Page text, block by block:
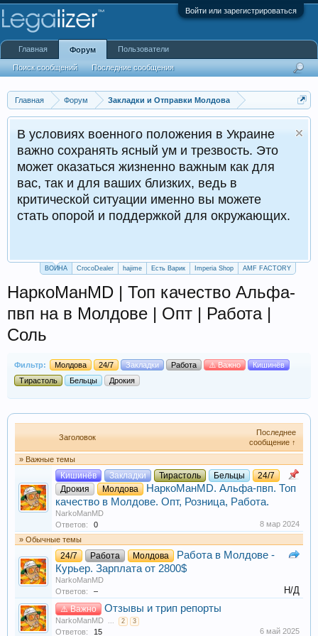
Войти или зарегистрироваться
Главная Форум Закладки и Отправки Молдова
В условиях военного положения в Украине
важно сохранять ясный ум и трезвость. Это
может оказаться жизненно важным как для
вас, так и для ваших близких, ведь в
критической ситуации именно вы можете
стать опорой и поддержкой для окружающих.
ВОЙНА CrocoDealer hajime Есть Варик Imperia Shop AMF FACTORY
НаркоМанMD | Топ качество Альфа-
пвп на в Молдове | Опт | Работа |
Соль
Фильтр: Молдова 24/7 Закладки Работа ⚠️ Важно
Кишинёв
Тирастоль
Бельцы Дрокия
Заголовок
Последнее
сообщение ↑
» Важные темы
Кишинёв Закладки Тирастоль Бельцы
24/7
Дрокия
Молдова
НаркоМанMD. Альфа-пвп. Топ
качество в Молдове. Опт, Розница, Работа.
NarkoManMD
Ответов:
0
8 мар 2024
» Обычные темы
24/7 Работа Молдова
Работа в Молдове -
Курьер. Зарплата от 2800$
NarkoManMD
Ответов:
– Н/Д
⚠️ Важно Отзывы и трип репорты
NarkoManMD ... 2 3
Ответов: 15 6 май 2025
Главная Форум
Поиск сообщений Последние сообщения
Пользователи